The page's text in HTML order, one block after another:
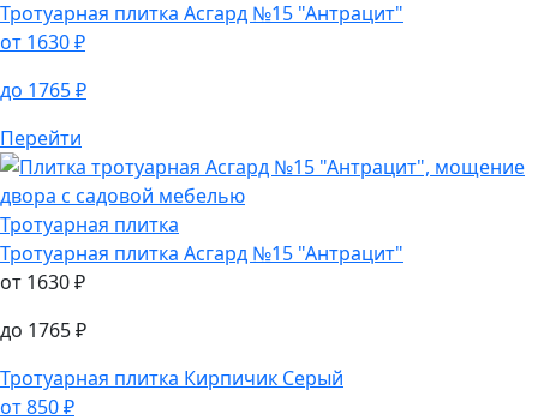
Отправьте фото двора — и через 15 минут увидите как
он преобразится с плиткой Propress
Отправить
Тротуарная плитка
от1630₽
до1765₽
Перейти
Тротуарная плитка
Тротуарная плитка Асгард №15 "Антрацит"
от1630₽